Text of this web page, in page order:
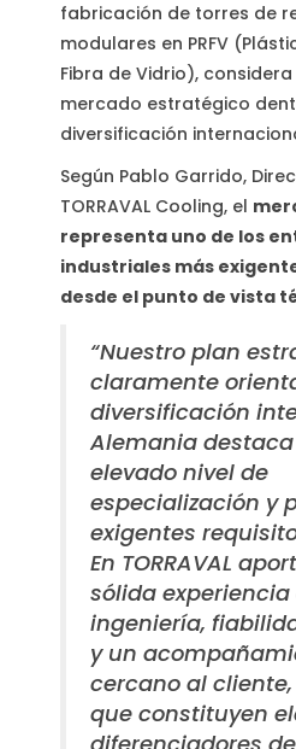
fabricación de torres de
modulares en PRFV
Fibra de Vidrio),
mercado estratégico
diversificación
Según Pablo Garrido,
TORRAVAL Cooling, el
representa uno de los
industriales más
desde el punto de vista
“Nuestro plan
claramente
diversificación
Alemania
elevado nivel de
especialización y
exigentes
En TORRAVAL
sólida experiencia
ingeniería,
y un
cercano al
que constituyen